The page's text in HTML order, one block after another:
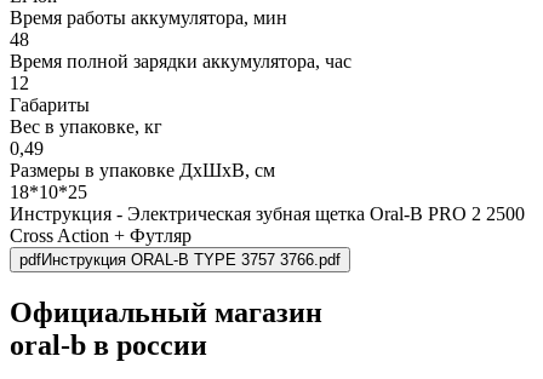
Время работы аккумулятора, мин
48
Время полной зарядки аккумулятора, час
12
Габариты
Вес в упаковке, кг
0,49
Размеры в упаковке ДxШxВ, см
18*10*25
Инструкция - Электрическая зубная щетка Oral-B PRO 2 2500
Cross Action + Футляр
pdfИнструкция ORAL-B TYPE 3757 3766.pdf
Официальный магазин
oral-b в россии